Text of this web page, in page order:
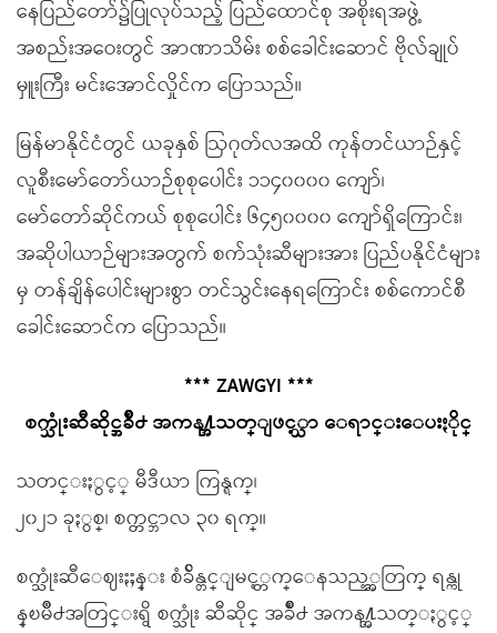
နေပြည်တော်၌ပြုလုပ်သည့် ပြည်ထောင်စု အစိုးရအဖွဲ့
အစည်းအဝေးတွင် အာဏာသိမ်း စစ်ခေါင်းဆောင် ဗိုလ်ချုပ်
မှူးကြီး မင်းအောင်လှိုင်က ပြောသည်။
မြန်မာနိုင်ငံတွင် ယခုနှစ် ဩဂုတ်လအထိ ကုန်တင်ယာဉ်နှင့်
လူစီးမော်တော်ယာဉ်စုစုပေါင်း ၁၁၄၀၀၀၀ ကျော်၊
မော်တော်ဆိုင်ကယ် စုစုပေါင်း ၆၄၅၀၀၀၀ ကျော်ရှိကြောင်း၊
အဆိုပါယာဉ်များအတွက် စက်သုံးဆီများအား ပြည်ပနိုင်ငံများ
မှ တန်ချိန်ပေါင်းများစွာ တင်သွင်းနေရကြောင်း စစ်ကောင်စီ
ခေါင်းဆောင်က ပြောသည်။
*** ZAWGYI ***
စက္သုံးဆီဆိုင္အခ်ိဳ႕ အကန႔္အသတ္ျဖင့္သာ ေရာင္းေပးႏိုင္
သတင္းႏွင့္ မီဒီယာ ကြန္ရက္၊
၂၀၂၁ ခုႏွစ္၊ စက္တင္ဘာလ ၃၀ ရက္။
စက္သုံးဆီေဈးႏႈန္း စံခ်ိန္တင္ျမင့္တက္ေနသည့္အတြက္ ရန္ကု
န္ၿမိဳ႕အတြင္းရွိ စက္သုံး ဆီဆိုင္ အခ်ိဳ႕ အကန႔္အသတ္ႏွင့္